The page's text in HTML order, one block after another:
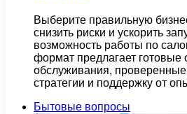
Выберите правильную
снизить риски и ускорить
возможность работы по
формат предлагает готовые
обслуживания,
стратегии и поддержку от
Бытовые вопросы